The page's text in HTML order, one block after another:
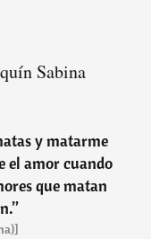
Sabina
y matarme
el amor cuando
que matan
”